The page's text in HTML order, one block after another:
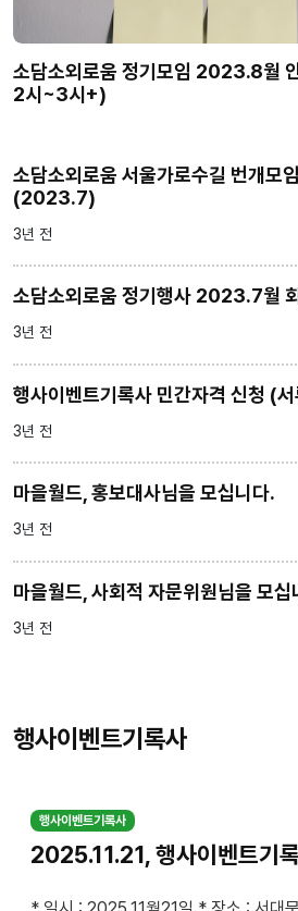
소담소외로움 정기모임 2023.8월
2시~3시+)
소담소외로움 서울가로수길 번개모
(2023.7)
3년 전
소담소외로움 정기행사 2023.7월
3년 전
행사이벤트기록사 민간자격 신청 (
3년 전
마을월드, 홍보대사님을 모십니다.
3년 전
마을월드, 사회적 자문위원님을 모십
3년 전
행사이벤트기록사
행사이벤트기록사
2025.11.21, 행사이벤트기